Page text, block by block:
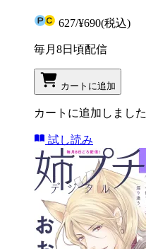
627/¥690(税込)
毎月8日頃配信
カートに追加
カートに追加しました
試し読み